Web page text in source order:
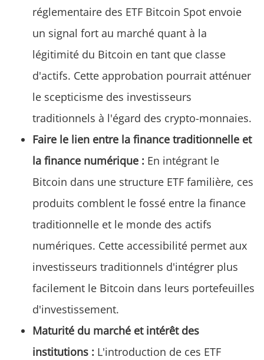
réglementaire des ETF Bitcoin Spot envoie
un signal fort au marché quant à la
légitimité du Bitcoin en tant que classe
d'actifs. Cette approbation pourrait atténuer
le scepticisme des investisseurs
traditionnels à l'égard des crypto-monnaies.
Faire le lien entre la finance traditionnelle et
la finance numérique : En intégrant le
Bitcoin dans une structure ETF familière, ces
produits comblent le fossé entre la finance
traditionnelle et le monde des actifs
numériques. Cette accessibilité permet aux
investisseurs traditionnels d'intégrer plus
facilement le Bitcoin dans leurs portefeuilles
d'investissement.
Maturité du marché et intérêt des
institutions : L'introduction de ces ETF